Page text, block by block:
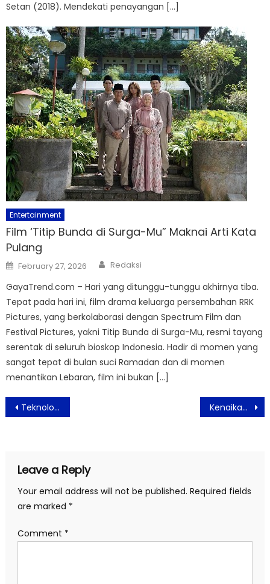
Setan (2018). Mendekati penayangan […]
Entertainment
Film ‘Titip Bunda di Surga-Mu” Maknai Arti Kata
Pulang
Posted
on
February 27, 2026 Author
Redaksi
GayaTrend.com – Hari yang ditunggu-tunggu akhirnya tiba.
Tepat pada hari ini, film drama keluarga persembahan RRK
Pictures, yang berkolaborasi dengan Spectrum Film dan
Festival Pictures, yakni Titip Bunda di Surga-Mu, resmi tayang
serentak di seluruh bioskop Indonesia. Hadir di momen yang
sangat tepat di bulan suci Ramadan dan di momen
menantikan Lebaran, film ini bukan […]
Post
navigation
Teknologi Laser CATALYS™ Tingkatkan Standar Operasi Katarak Modern Kenaikan Harga Minyak Dorong Inflasi, Nilai Perlindungan Finansial Berisiko Menyusut
Leave a Reply
Your email address will not be published. Required fields
are marked *
Comment *